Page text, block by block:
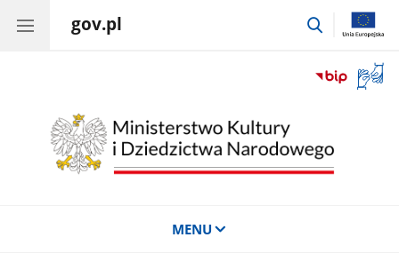
gov.pl
przejdź
okno
MENU